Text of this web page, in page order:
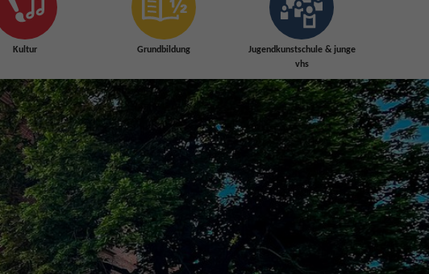
Kultur Grundbildung
Jugendkunstschule & junge
vhs